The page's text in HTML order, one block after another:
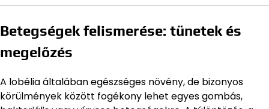
Betegségek felismerése: tünetek és
megelőzés
A lobélia általában egészséges növény, de bizonyos
körülmények között fogékony lehet egyes gombás,